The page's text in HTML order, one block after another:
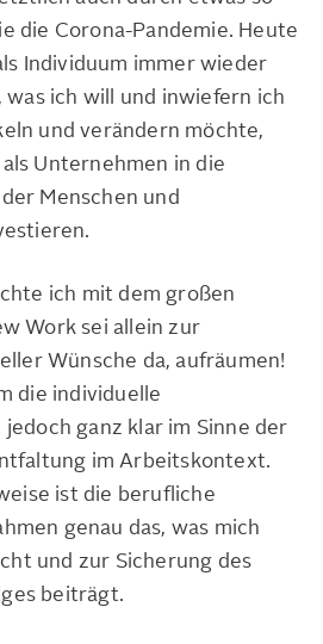
die Corona-Pandemie. Heute
Individuum immer wieder
ich will und inwiefern ich
und verändern möchte,
Unternehmen in die
Menschen und
ich mit dem großen
Work sei allein zur
Wünsche da, aufräumen!
die individuelle
ganz klar im Sinne der
im Arbeitskontext.
ist die berufliche
genau das, was mich
und zur Sicherung des
beiträgt.